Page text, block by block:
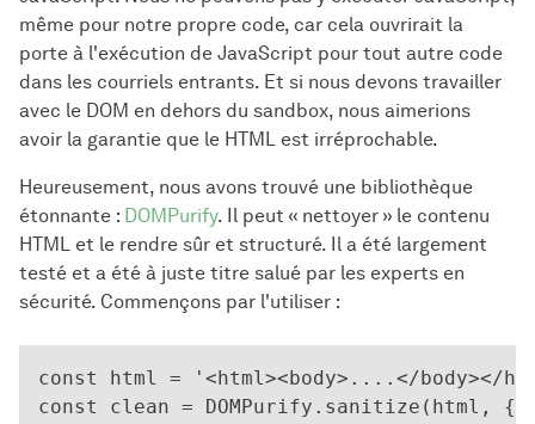
même pour notre propre code, car cela ouvrirait la
porte à l'exécution de JavaScript pour tout autre code
dans les courriels entrants. Et si nous devons travailler
avec le DOM en dehors du sandbox, nous aimerions
avoir la garantie que le HTML est irréprochable.
Heureusement, nous avons trouvé une bibliothèque
étonnante : DOMPurify. Il peut « nettoyer » le contenu
HTML et le rendre sûr et structuré. Il a été largement
testé et a été à juste titre salué par les experts en
sécurité. Commençons par l'utiliser :
const html = '<html><body>....</body></
const clean = DOMPurify.sanitize(html, {